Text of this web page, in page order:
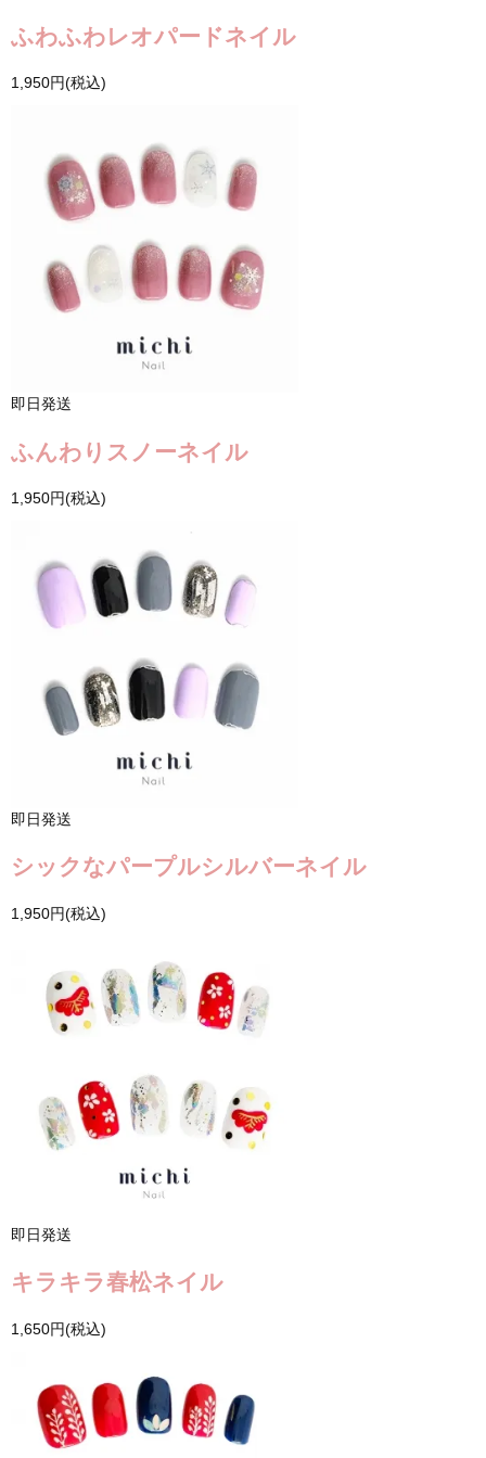
ふわふわレオパードネイル
1,950円(税込)
即日発送
ふんわりスノーネイル
1,950円(税込)
即日発送
シックなパープルシルバーネイル
1,950円(税込)
即日発送
キラキラ春松ネイル
1,650円(税込)